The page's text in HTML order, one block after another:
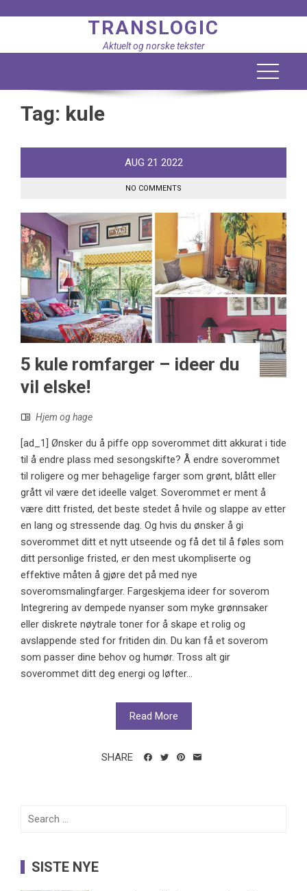
TRANSLOGIC
Aktuelt og norske tekster
Tag: kule
AUG 21 2022
NO COMMENTS
5 kule romfarger – ideer du
vil elske!
Hjem og hage
[ad_1] Ønsker du å piffe opp soverommet ditt akkurat i tide
til å endre plass med sesongskifte? Å endre soverommet
til roligere og mer behagelige farger som grønt, blått eller
grått vil være det ideelle valget. Soverommet er ment å
være ditt fristed, det beste stedet å hvile og slappe av etter
en lang og stressende dag. Og hvis du ønsker å gi
soverommet ditt et nytt utseende og få det til å føles som
ditt personlige fristed, er den mest ukompliserte og
effektive måten å gjøre det på med nye
soveromsmalingfarger. Fargeskjema ideer for soverom
Integrering av dempede nyanser som myke grønnsaker
eller diskrete nøytrale toner for å skape et rolig og
avslappende sted for fritiden din. Du kan få et soverom
som passer dine behov og humør. Tross alt gir
soverommet ditt deg energi og løfter...
Read More
SHARE
Search
SISTE NYE